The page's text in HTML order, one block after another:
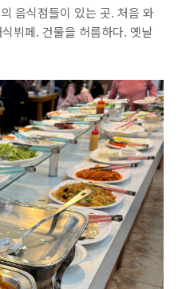
음식점들이 있는 곳. 처음 와
뷔페. 건물을 허름하다. 옛날